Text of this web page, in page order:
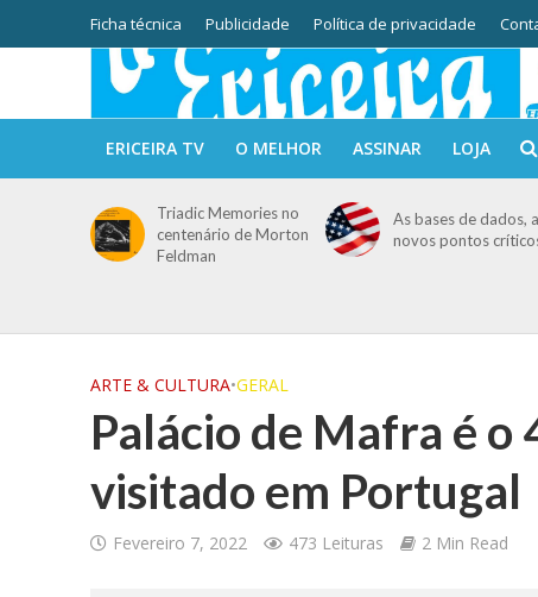
Ficha técnica Publicidade Política de privacidade
ERICEIRA TV O MELHOR ASSINAR LOJA
Triadic Memories no
centenário de Morton
Feldman
As bases de dados,
novos pontos
ARTE & CULTURA•GERAL
Palácio de Mafra é o
visitado em Portugal
Fevereiro 7, 2022 473 Leituras 2 Min Read